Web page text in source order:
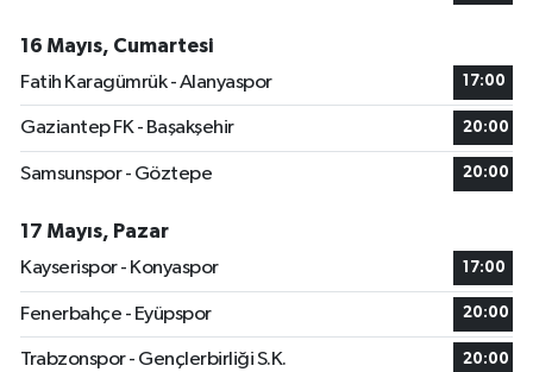
16 Mayıs, Cumartesi
Fatih Karagümrük - Alanyaspor
17:00
Gaziantep FK - Başakşehir 20:00
Samsunspor - Göztepe 20:00
17 Mayıs, Pazar
Kayserispor - Konyaspor
17:00
Fenerbahçe - Eyüpspor 20:00
Trabzonspor - Gençlerbirliği S.K. 20:00